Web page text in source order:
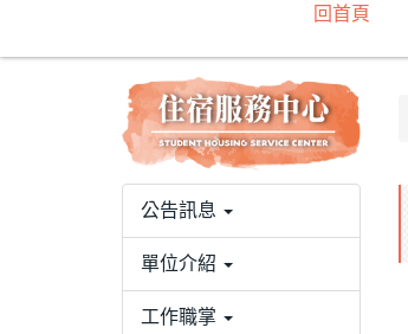
回首頁
公告訊息
單位介紹
工作職掌